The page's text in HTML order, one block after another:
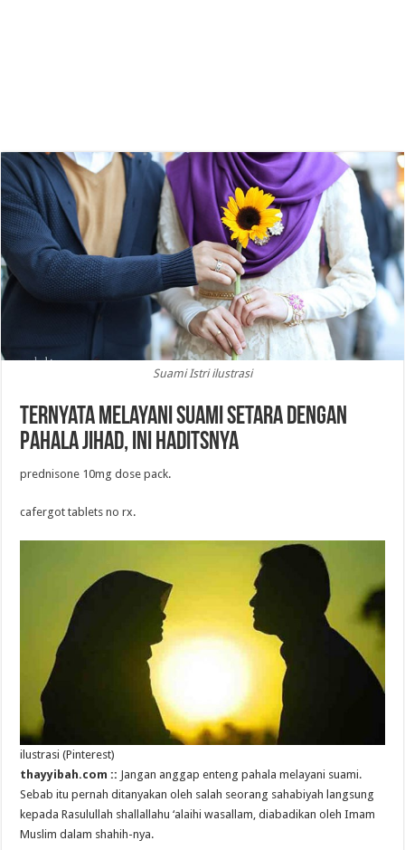
Suami Istri ilustrasi
Ternyata Melayani Suami Setara dengan
Pahala Jihad, Ini Haditsnya
prednisone 10mg dose pack.
cafergot tablets no rx.
ilustrasi (Pinterest)
thayyibah.com :: Jangan anggap enteng pahala melayani suami.
Sebab itu pernah ditanyakan oleh salah seorang sahabiyah langsung
kepada Rasulullah shallallahu ‘alaihi wasallam, diabadikan oleh Imam
Muslim dalam shahih-nya.